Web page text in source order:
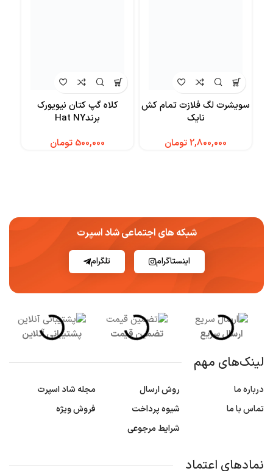
سویشرت لگ فلازت تمام کش
نایک
تومان
کلاه گپ کتان نیویورک
برندHat NY
تومان
شبکه های اجتماعی شاد اسپرت
اینستاگرام تلگرام
ارسال سریع تضمین قیمت پشتیبانی آنلاین
لینک‌های مهم
درباره ما
تماس با ما
روش ارسال
شیوه پرداخت
شرایط مرجوعی
مجله شاد اسپرت
فروش ویژه
نمادهای اعتماد